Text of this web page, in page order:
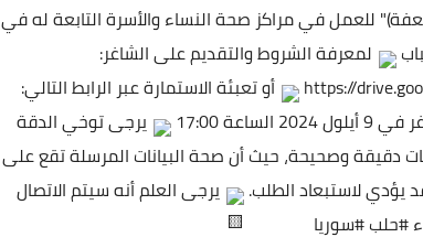
للعمل في مراكز صحة النساء والأسرة التابعة له في
لمعرفة الشروط والتقديم على الشاغر:
https://
أو تعبئة الاستمارة عبر الرابط التالي:
17:00
يرجى توخي الدقة
دقيقة وصحيحة، حيث أن صحة البيانات المرسلة تقع على
يؤدي لاستبعاد الطلب.
يرجى العلم أنه سيتم الاتصال
#حلب#سوريا